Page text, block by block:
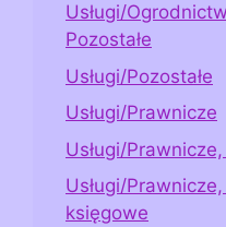
Usługi/
Pozostałe
Usługi/Pozostałe
Usługi/Prawnicze
Usługi/
Usługi/
księgowe